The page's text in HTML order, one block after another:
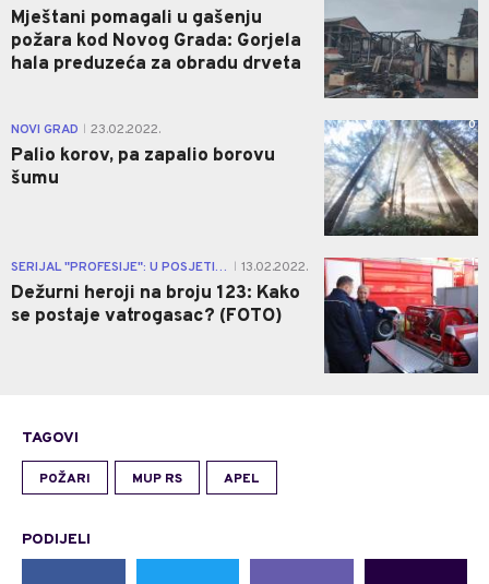
Mještani pomagali u gašenju
požara kod Novog Grada: Gorjela
hala preduzeća za obradu drveta
NOVI GRAD 23.02.2022.
Palio korov, pa zapalio borovu
šumu
0
SERIJAL "PROFESIJE": U POSJETI VATROGASNOJ BRIGADI BANJALUKA 13.02.2022.
Dežurni heroji na broju 123: Kako
se postaje vatrogasac? (FOTO)
1
TAGOVI
POŽARI MUP RS APEL
PODIJELI